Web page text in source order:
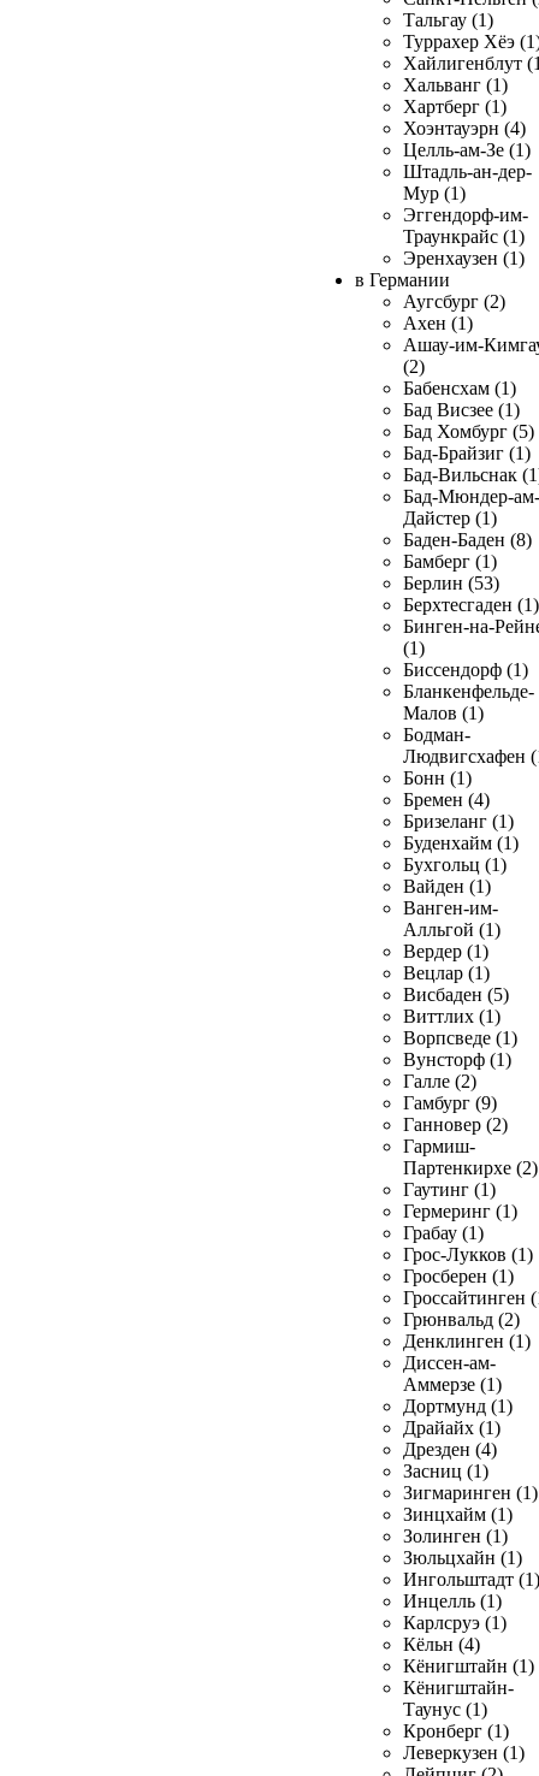
Тальгау (1)
Туррахер Хёэ
Хайлигенблут
Хальванг (1)
Хартберг (1)
Хоэнтауэрн (4)
Целль-ам-Зе (1)
Штадль-ан-дер-
Мур (1)
Эггендорф-им-
Траункрайс (1)
Эренхаузен (1)
в Германии
Аугсбург (2)
Ахен (1)
Ашау-им-
(2)
Бабенсхам (1)
Бад Висзее (1)
Бад Хомбург (5)
Бад-Брайзиг (1)
Бад-Вильснак
Бад-Мюндер-ам-
Дайстер (1)
Баден-Баден (8)
Бамберг (1)
Берлин (53)
Берхтесгаден (1)
Бинген-на-
(1)
Биссендорф (1)
Бланкенфельде-
Малов (1)
Бодман-
Людвигсхафен
Бонн (1)
Бремен (4)
Бризеланг (1)
Буденхайм (1)
Бухгольц (1)
Вайден (1)
Ванген-им-
Алльгой (1)
Вердер (1)
Вецлар (1)
Висбаден (5)
Виттлих (1)
Ворпсведе (1)
Вунсторф (1)
Галле (2)
Гамбург (9)
Ганновер (2)
Гармиш-
Партенкирхе (2)
Гаутинг (1)
Гермеринг (1)
Грабау (1)
Грос-Лукков (1)
Гросберен (1)
Гроссайтинген
Грюнвальд (2)
Денклинген (1)
Диссен-ам-
Аммерзе (1)
Дортмунд (1)
Драйайх (1)
Дрезден (4)
Засниц (1)
Зигмаринген (1)
Зинцхайм (1)
Золинген (1)
Зюльцхайн (1)
Ингольштадт (1)
Инцелль (1)
Карлсруэ (1)
Кёльн (4)
Кёнигштайн (1)
Кёнигштайн-
Таунус (1)
Кронберг (1)
Леверкузен (1)